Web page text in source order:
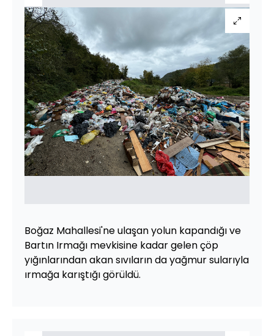
Boğaz Mahallesi'ne ulaşan yolun kapandığı ve
Bartın Irmağı mevkisine kadar gelen çöp
yığınlarından akan sıvıların da yağmur sularıyla
ırmağa karıştığı görüldü.